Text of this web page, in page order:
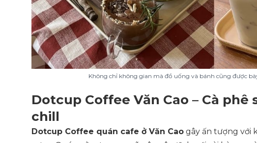
Không chỉ không gian mà đồ uống và bánh cũng được
Dotcup Coffee Văn Cao – Cà
chill
Dotcup Coffee quán cafe ở Văn Cao gây ấn tượng với